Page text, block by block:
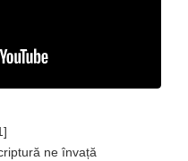
ne învață